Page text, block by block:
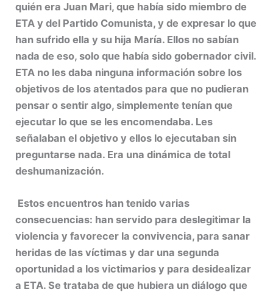
quién era Juan Mari, que había sido miembro de
ETA y del Partido Comunista, y de expresar lo que
han sufrido ella y su hija María. Ellos no sabían
nada de eso, solo que había sido gobernador civil.
ETA no les daba ninguna información sobre los
objetivos de los atentados para que no pudieran
pensar o sentir algo, simplemente tenían que
ejecutar lo que se les encomendaba. Les
señalaban el objetivo y ellos lo ejecutaban sin
preguntarse nada. Era una dinámica de total
deshumanización.
Estos encuentros han tenido varias
consecuencias: han servido para deslegitimar la
violencia y favorecer la convivencia, para sanar
heridas de las víctimas y dar una segunda
oportunidad a los victimarios y para desidealizar
a ETA. Se trataba de que hubiera un diálogo que